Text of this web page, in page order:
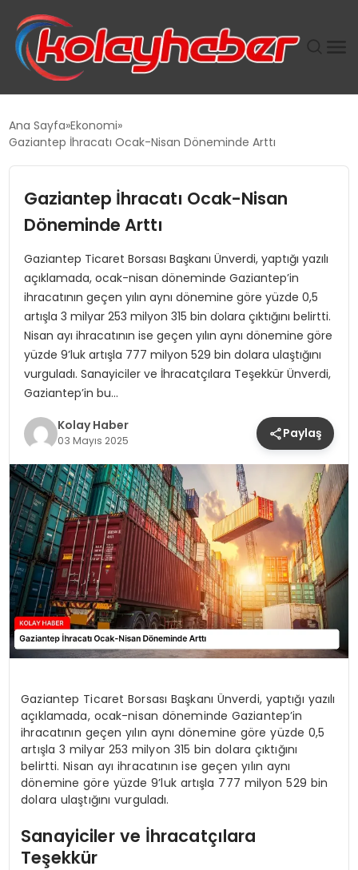
TANYER YAPI ZEMIN MÜHENDISLIĞINDE HEDEF
TOROSLAR’DA PAZAR GERGİNLİĞİ!
Ana Sayfa Ekonomi
Gaziantep İhracatı Ocak-Nisan Döneminde Arttı
Gaziantep İhracatı Ocak-Nisan
Döneminde Arttı
Gaziantep Ticaret Borsası Başkanı Ünverdi, yaptığı yazılı
açıklamada, ocak-nisan döneminde Gaziantep’in
ihracatının geçen yılın aynı dönemine göre yüzde 0,5
artışla 3 milyar 253 milyon 315 bin dolara çıktığını belirtti.
Nisan ayı ihracatının ise geçen yılın aynı dönemine göre
yüzde 9’luk artışla 777 milyon 529 bin dolara ulaştığını
vurguladı. Sanayiciler ve İhracatçılara Teşekkür Ünverdi,
Gaziantep’in bu…
Kolay Haber
03 Mayıs 2025 Paylaş
Gaziantep Ticaret Borsası Başkanı Ünverdi, yaptığı yazılı
açıklamada, ocak-nisan döneminde Gaziantep’in
ihracatının geçen yılın aynı dönemine göre yüzde 0,5
artışla 3 milyar 253 milyon 315 bin dolara çıktığını
belirtti. Nisan ayı ihracatının ise geçen yılın aynı
dönemine göre yüzde 9’luk artışla 777 milyon 529 bin
dolara ulaştığını vurguladı.
Sanayiciler ve İhracatçılara
Teşekkür